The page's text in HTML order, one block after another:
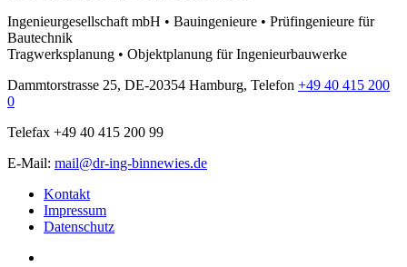
Ingenieurgesellschaft mbH • Bauingenieure • Prüfingenieure für
Bautechnik
Tragwerksplanung • Objektplanung für Ingenieurbauwerke
Dammtorstrasse 25, DE-20354 Hamburg, Telefon +49 40 415 200
0
Telefax +49 40 415 200 99
E-Mail: mail@dr-ing-binnewies.de
Kontakt
Impressum
Datenschutz